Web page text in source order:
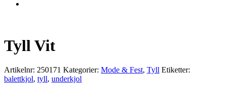
Tyll Vit
Artikelnr: 250171 Kategorier: Mode & Fest, Tyll Etiketter:
balettkjol, tyll, underkjol